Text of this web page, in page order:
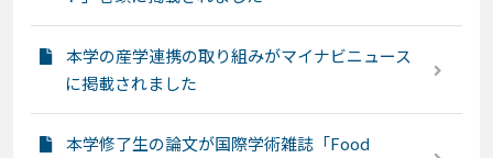
本学の産学連携の取り組みがマイナビニュース
に掲載されました
本学修了生の論文が国際学術雑誌「Food